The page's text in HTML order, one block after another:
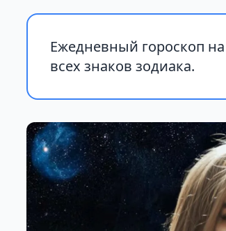
Ежедневный гороскоп
всех знаков зодиака.